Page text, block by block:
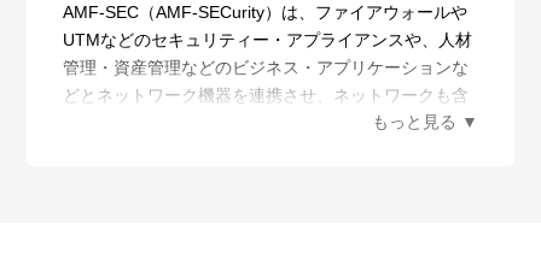
CLIでの再設定やケーブルの配線をし直すことなく、
Wi-Fi 7アクセスポイントの高速通信速度に応えるマル
チギガビット通信を提供します。オール10Gのネット
ワーク環境を構築することも可能です。
ンターセプトWeb認証、2ステップ認証に対応
・多種多様なセキュリティー機能の搭載
通信内容を暗号化し、安全なリモートアクセス環境を
実現するSSHや、ネットワークの集中管理・運用面に
おいても安全性と利便性・運用性を両立するSNMPv3
AMF-SEC（AMF-SECurity）は、ファイアウォールや
UTMなどのセキュリティー・アプライアンスや、人材
管理・資産管理などのビジネス・アプリケーションな
どとネットワーク機器を連携させ、ネットワークも含
めたITシステムの設定変更やセキュリティー管理を自